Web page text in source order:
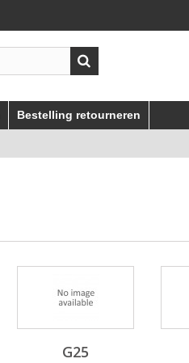
Bestelling retourneren
G25